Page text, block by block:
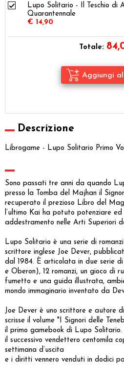
Lupo Solitario - Il Teschio di
Quarantennale
€ 14,90
Totale:
Descrizione
Librogame - Lupo Solitario Primo
Sono passati tre anni da quando
presso la Tomba del Majhan il
recuperato il prezioso Libro del
l’ultimo Kai ha potuto potenziare
addestramento nelle Arti Superiori
Lupo Solitario è una serie di
scrittore inglese Joe Dever,
dal 1984. È articolata in due serie
e Oberon), 12 romanzi, un gioco di
fumetto e una guida illustrata,
mondo immaginario inventato da
Joe Dever è uno scrittore e autore
scrisse il volume "I Signori delle
il primo gamebook di Lupo Solitario.
il successivo vendettero centomila
settimana d’uscita
e i diritti vennero venduti in dodici